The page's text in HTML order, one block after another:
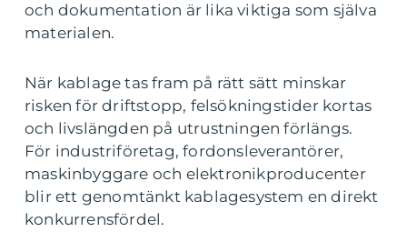
och dokumentation är lika viktiga som själva
materialen.
När kablage tas fram på rätt sätt minskar
risken för driftstopp, felsökningstider kortas
och livslängden på utrustningen förlängs.
För industriföretag, fordonsleverantörer,
maskinbyggare och elektronikproducenter
blir ett genomtänkt kablagesystem en direkt
konkurrensfördel.